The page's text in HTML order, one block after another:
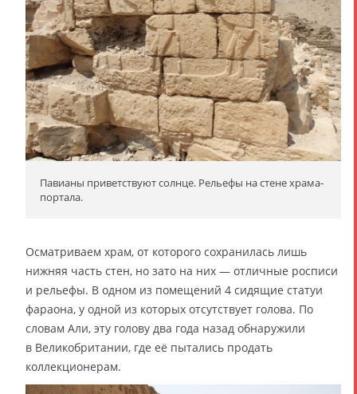
Павианы приветствуют солнце. Рельефы на стене храма-
портала.
Осматриваем храм, от которого сохранилась лишь
нижняя часть стен, но зато на них — отличные росписи
и рельефы. В одном из помещений 4 сидящие статуи
фараона, у одной из которых отсутствует голова. По
словам Али, эту голову два года назад обнаружили
в Великобритании, где её пытались продать
коллекционерам.